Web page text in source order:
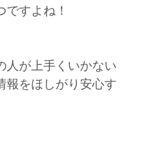
ですよね！
人が上手くいかない
報をほしがり安心す